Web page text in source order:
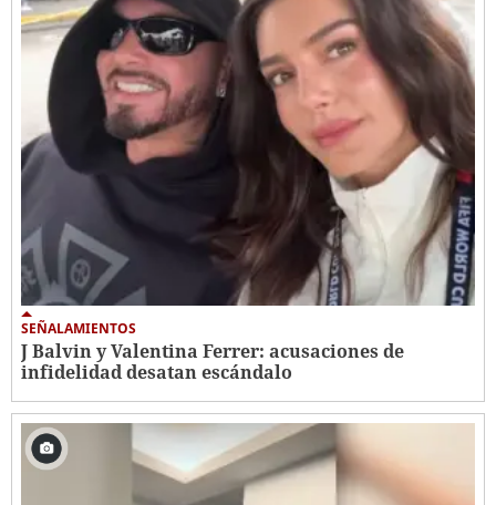
SEÑALAMIENTOS
J Balvin y Valentina Ferrer: acusaciones de
infidelidad desatan escándalo